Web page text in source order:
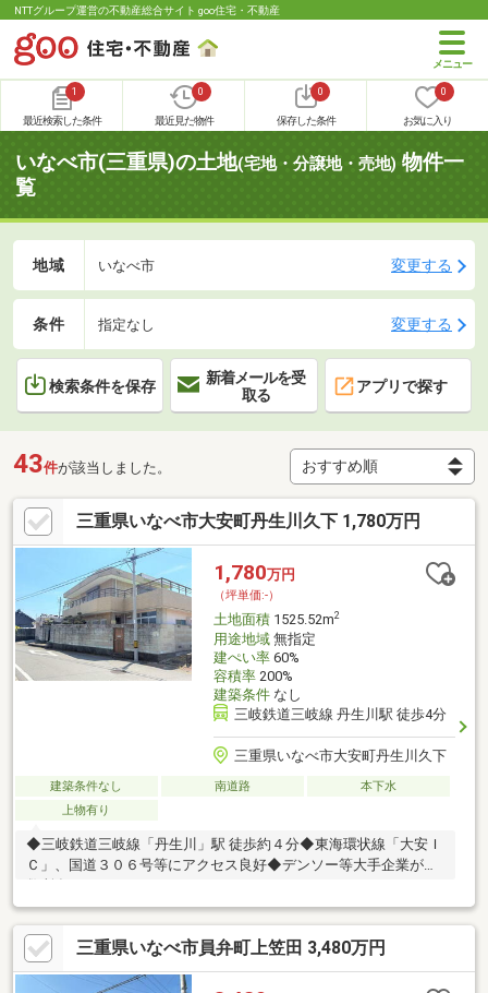
NTTグループ運営の不動産総合サイト goo住宅・不動産
1
最近検索した条件
0
最近見た物件
0
保存した条件
0
お気に入り
いなべ市(三重県)の土地(宅地・分譲地・売地) 物件一
覧
地域 いなべ市 変更する
条件 指定なし 変更する
検索条件を保存
新着メールを受
取る
アプリで探す
43件が該当しました。
三重県いなべ市大安町丹生川久下 1,780万円
1,780万円
（坪単価:-）
土地面積1525.52m2
用途地域無指定
建ぺい率60%
容積率200%
建築条件なし
三岐鉄道三岐線 丹生川駅 徒歩4分
三重県いなべ市大安町丹生川久下
建築条件なし 南道路
本下水
上物有り
◆三岐鉄道三岐線「丹生川」駅 徒歩約４分◆東海環状線「大安Ｉ
Ｃ」、国道３０６号等にアクセス良好◆デンソー等大手企業が多
数所在
三重県いなべ市員弁町上笠田 3,480万円